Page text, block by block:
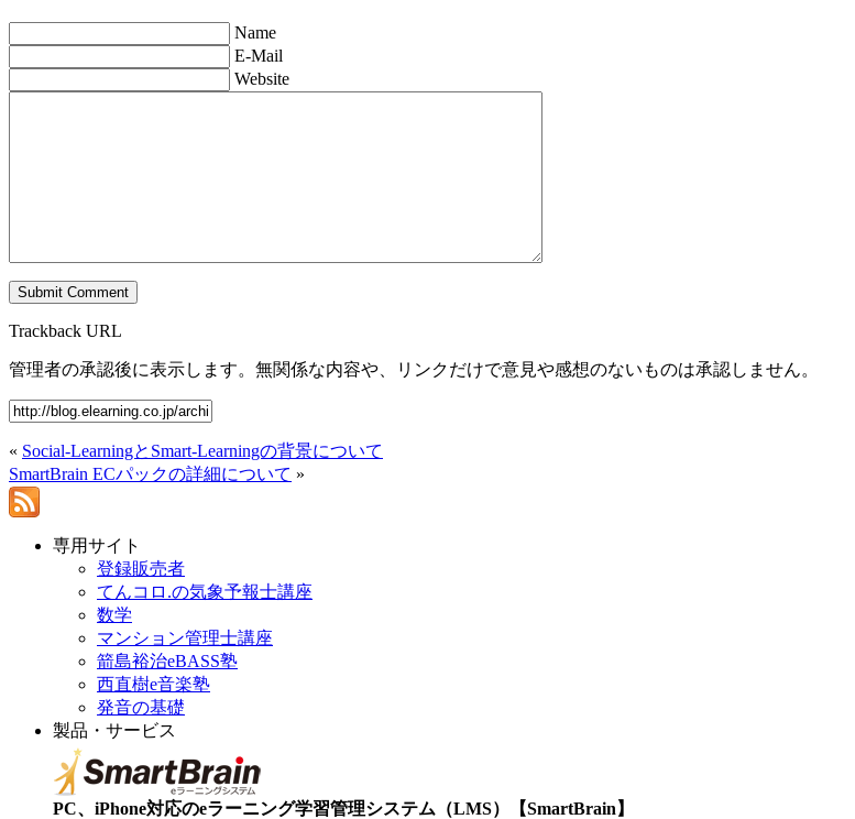
Name
E-Mail
Website
Trackback URL
管理者の承認後に表示します。無関係な内容や、リンクだけで意見や感想のないものは承認しません。
« Social-LearningとSmart-Learningの背景について
SmartBrain ECパックの詳細について »
専用サイト
登録販売者
てんコロ.の気象予報士講座
数学
マンション管理士講座
箭島裕治eBASS塾
西直樹e音楽塾
発音の基礎
製品・サービス
PC、iPhone対応のeラーニング学習管理システム（LMS）【SmartBrain】